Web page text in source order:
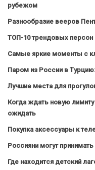
рубежом
Разнообразие вееров
ТОП-10 трендовых
Самые яркие моменты с
Паром из России в
Лучшие места для
Когда ждать новую
ожидать
Покупка аксессуары к
Россияни могут принимать
Где находится детский